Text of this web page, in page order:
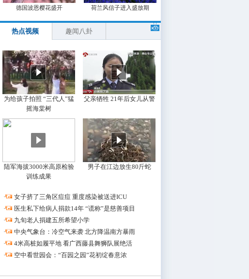
德国波恩樱花盛开 荷兰风信子进入盛放期
热点视频 趣闻八卦
为给孩子拍照 “三代人”猛
摇海棠树
父亲牺牲 21年后女儿从警
陆军海拔3000米高原检验
训练成果
男子在江边放生80斤蛇
·
女子挤了三角区痘痘 重度感染被送进ICU
·
医生私下给病人捐款14年 “谎称”是慈善项目
·
九旬老人捐建五所希望小学
·
中央气象台：冷空气来袭 北方降温南方暴雨
·
4米高桩如履平地 看广西藤县舞狮队展绝活
·
空中看世园会：“百园之园”花初绽春意浓